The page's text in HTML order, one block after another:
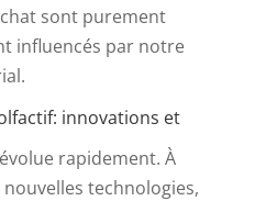
sont purement
influencés par notre
innovations et
rapidement. À
technologies,